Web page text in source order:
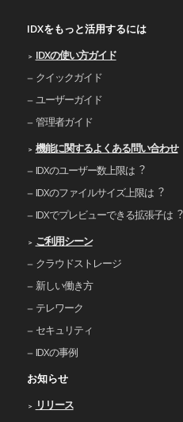
IDXをもっと活用するには
IDXの使い⽅ガイド
クイックガイド
ユーザーガイド
管理者ガイド
機能に関するよくある問い合わせ
IDXのユーザー数上限は︖
IDXのファイルサイズ上限は︖
IDXでプレビューできる拡張⼦は︖
ご利⽤シーン
クラウドストレージ
新しい働き⽅
テレワーク
セキュリティ
IDXの事例
お知らせ
リリース